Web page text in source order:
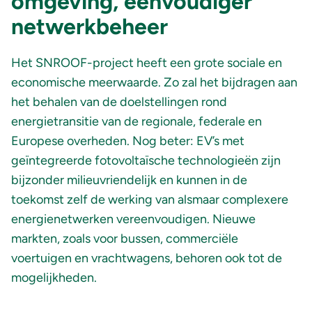
netwerkbeheer
Het SNROOF-project heeft een grote sociale en
economische meerwaarde. Zo zal het bijdragen aan
het behalen van de doelstellingen rond
energietransitie van de regionale, federale en
Europese overheden. Nog beter: EV’s met
geïntegreerde fotovoltaïsche technologieën zijn
bijzonder milieuvriendelijk en kunnen in de
toekomst zelf de werking van alsmaar complexere
energienetwerken vereenvoudigen. Nieuwe
markten, zoals voor bussen, commerciële
voertuigen en vrachtwagens, behoren ook tot de
mogelijkheden.